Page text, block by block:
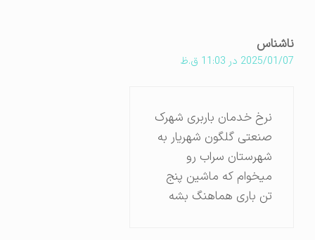
ناشناس
2025/01/07 در 11:03 ق.ظ
نرخ خدمان باربری شهرک
صنعتی گلگون شهریار به
شهرستان سراب رو
میخوام که ماشین پنج
تن باری هماهنگ بشه